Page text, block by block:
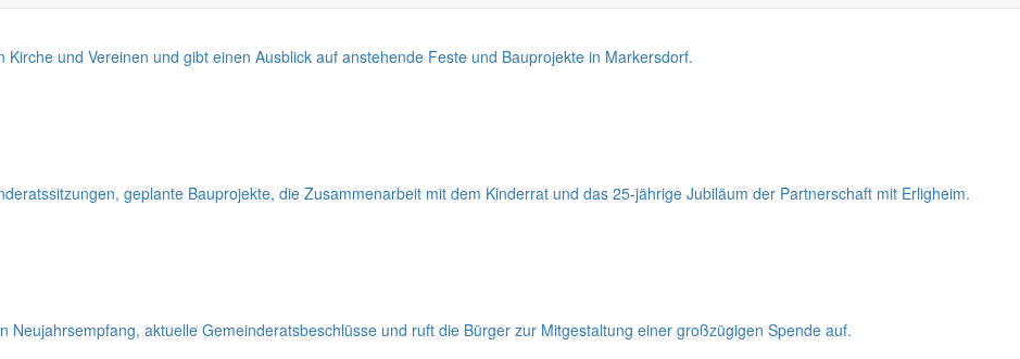
und Vereinen und gibt einen Ausblick auf anstehende Feste und Bauprojekte in Markersdorf.
geplante Bauprojekte, die Zusammenarbeit mit dem Kinderrat und das 25-jährige Jubiläum der Partnerschaft mit Erligheim.
aktuelle Gemeinderatsbeschlüsse und ruft die Bürger zur Mitgestaltung einer großzügigen Spende auf.